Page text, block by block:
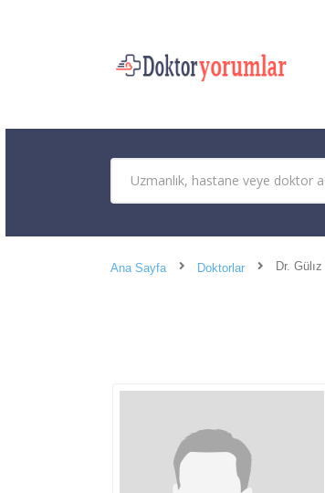
Ana Sayfa Doktorlar Dr.